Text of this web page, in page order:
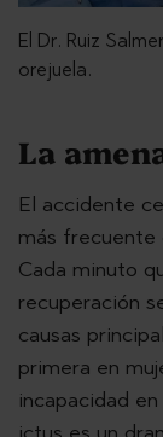
El Dr. Ruiz
orejuela.
La
El accidente
más frecuente
Cada minuto
recuperación
causas
primera en
incapacidad